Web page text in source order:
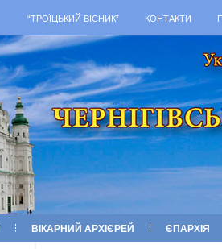
“ТРОЇЦЬКИЙ ВІСНИК” КОНТАКТИ
ВІКАРНИЙ АРХІЄРЕЙ ЄПАРХІЯ